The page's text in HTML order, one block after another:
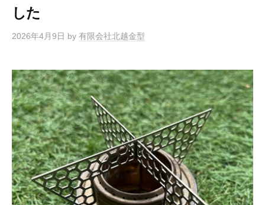
した
2026年4月9日 by 有限会社北越金型